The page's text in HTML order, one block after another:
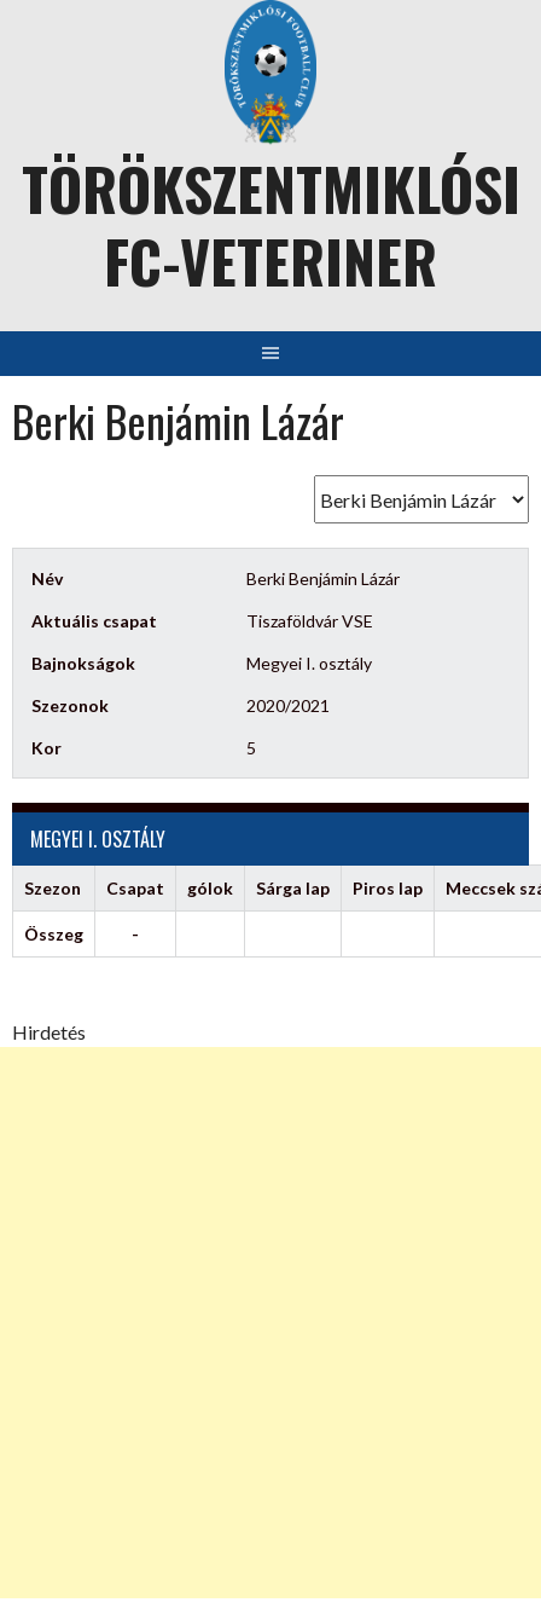
TÖRÖKSZENTMIKLÓSI
FC-VETERINER
Berki Benjámin Lázár
Név Berki Benjámin Lázár
Aktuális csapat Tiszaföldvár VSE
Bajnokságok Megyei I. osztály
Szezonok 2020/2021
Kor 5
MEGYEI I. OSZTÁLY
Szezon Csapat gólok Sárga lap Piros lap Meccsek
Összeg -
Hirdetés